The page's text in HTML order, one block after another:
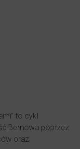
to cykl
Bemowa poprzez
oraz